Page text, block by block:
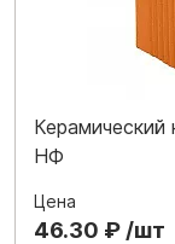
Керамический
НФ
Цена
46.30 ₽ /шт